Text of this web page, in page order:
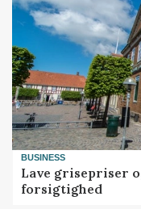
BUSINESS
Lave grisepriser
forsigtighed